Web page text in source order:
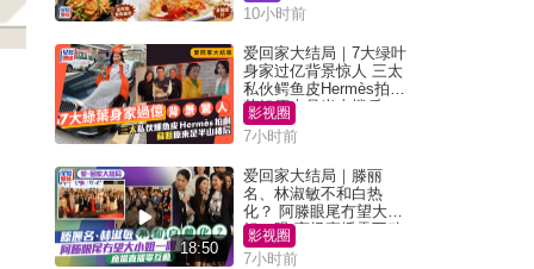
10小时前
爱回家大结局｜7大绿叶
身家过亿背景惊人 三太
私伙鳄鱼皮Hermès拍剧
苏姐原来是半山楼后
影视圈
7小时前
18:50
爱回家大结局｜滕丽
名、林淑敏不和白热
化？ 阿滕眼尾冇望大小
姐一眼 商场直播零互动
影视圈
7小时前